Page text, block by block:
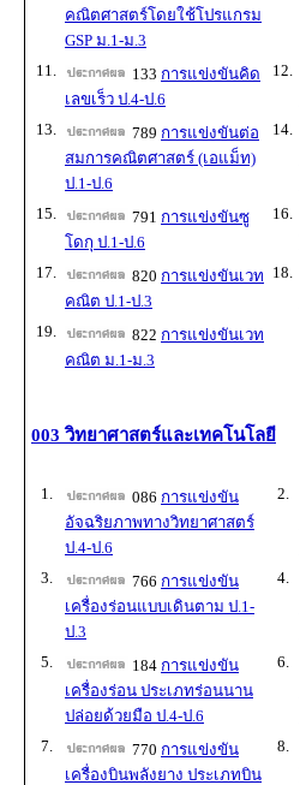
คณิตศาสตร์โดยใช้โปรแกรม
GSP ม.1-ม.3
11. 133 การแข่งขันคิด
เลขเร็ว ป.4-ป.6
12.
13.
789 การแข่งขันต่อ
สมการคณิตศาสตร์ (เอแม็ท)
ป.1-ป.6
14.
15.
791 การแข่งขันซู
โดกุ ป.1-ป.6
16.
17.
820 การแข่งขันเวท
คณิต ป.1-ป.3
18.
19.
822 การแข่งขันเวท
คณิต ม.1-ม.3
003 วิทยาศาสตร์และเทคโนโลยี
1. 086 การแข่งขัน
อัจฉริยภาพทางวิทยาศาสตร์
ป.4-ป.6
2.
3.
766 การแข่งขัน
เครื่องร่อนแบบเดินตาม ป.1-
ป.3
4.
5.
184 การแข่งขัน
เครื่องร่อน ประเภทร่อนนาน
ปล่อยด้วยมือ ป.4-ป.6
6.
7.
770 การแข่งขัน
เครื่องบินพลังยาง ประเภทบิน
8.